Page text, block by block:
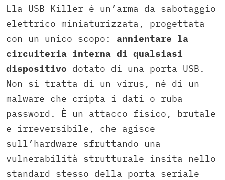
Lla USB Killer è un’arma da sabotaggio
elettrico miniaturizzata, progettata
con un unico scopo: annientare la
circuiteria interna di qualsiasi
dispositivo dotato di una porta USB.
Non si tratta di un virus, né di un
malware che cripta i dati o ruba
password. È un attacco fisico, brutale
e irreversibile, che agisce
sull’hardware sfruttando una
vulnerabilità strutturale insita nello
standard stesso della porta seriale